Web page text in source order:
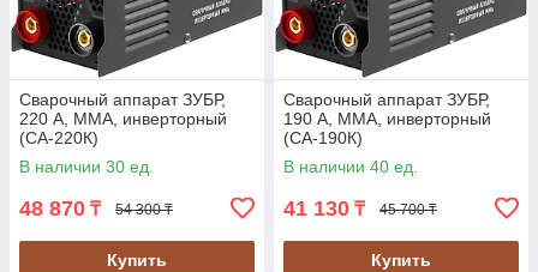
Сварочный аппарат ЗУБР,
220 А, MMA, инверторный
(СА-220К)
В наличии 30 ед.
48 870 ₸ 54 300 ₸
Купить
Сварочный аппарат ЗУБР,
190 А, MMA, инверторный
(СА-190К)
В наличии 40 ед.
41 130 ₸ 45 700 ₸
Купить